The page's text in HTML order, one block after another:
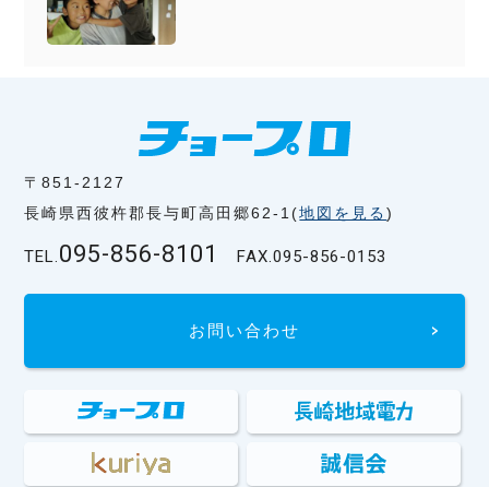
〒851-2127
長崎県西彼杵郡長与町高田郷62-1(地図を見る)
TEL.095-856-8101 FAX.095-856-0153
お問い合わせ